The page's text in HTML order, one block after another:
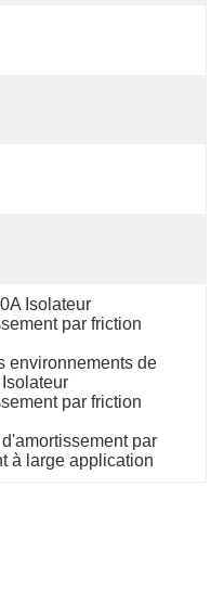
Isolateur
par friction
environnements de
par friction
d'amortissement par
à large application